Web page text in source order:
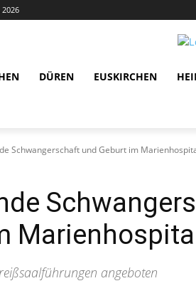
2026
DÜREN EUSKIRCHEN
Schwangerschaft und Geburt im
Marienhospital
angeboten